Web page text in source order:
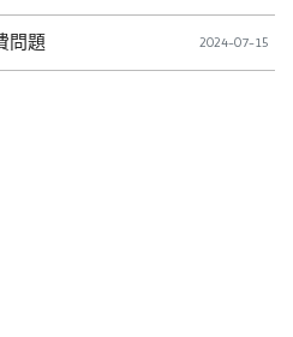
2024-07-15
問題